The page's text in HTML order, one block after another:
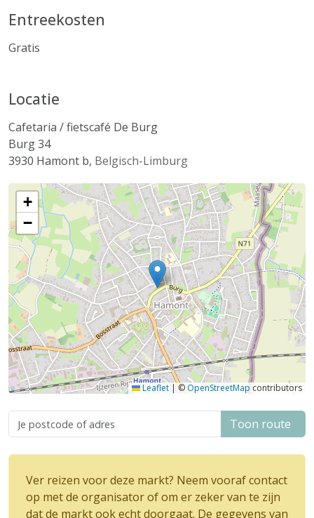
Entreekosten
Gratis
Locatie
Cafetaria / fietscafé De Burg
Burg 34
3930 Hamont b, Belgisch-Limburg
+
−
Leaflet | © OpenStreetMap contributors
Toon route
Ver reizen voor deze markt? Neem vooraf contact
op met de organisator of om er zeker van te zijn
dat de markt ook echt doorgaat. De gegevens van